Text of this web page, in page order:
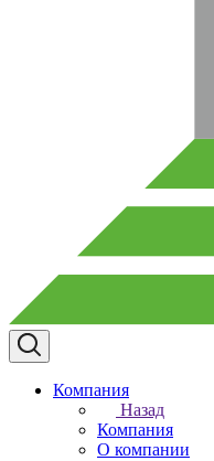
Компания
Назад
Компания
О компании